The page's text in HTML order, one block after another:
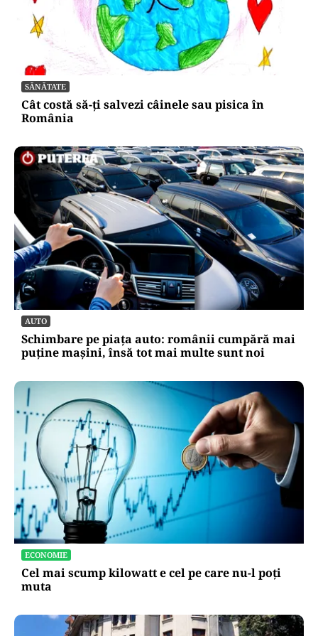
SĂNĂTATE
Cât costă să-ți salvezi câinele sau pisica în
România
AUTO
Schimbare pe piața auto: românii cumpără mai
puține mașini, însă tot mai multe sunt noi
ECONOMIE
Cel mai scump kilowatt e cel pe care nu-l poți
muta